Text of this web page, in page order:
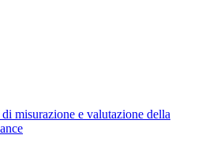
di misurazione e valutazione della